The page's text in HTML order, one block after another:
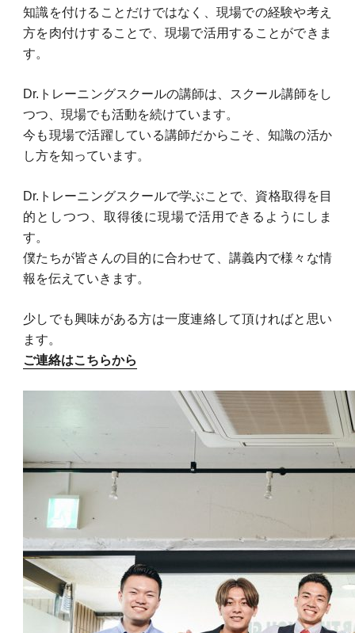
知識を付けることだけではなく、現場での経験や考え
方を肉付けすることで、現場で活用することができま
す。
Dr.トレーニングスクールの講師は、スクール講師をし
つつ、現場でも活動を続けています。
今も現場で活躍している講師だからこそ、知識の活か
し方を知っています。
Dr.トレーニングスクールで学ぶことで、資格取得を目
的としつつ、取得後に現場で活用できるようにしま
す。
僕たちが皆さんの目的に合わせて、講義内で様々な情
報を伝えていきます。
少しでも興味がある方は一度連絡して頂ければと思い
ます。
ご連絡はこちらから